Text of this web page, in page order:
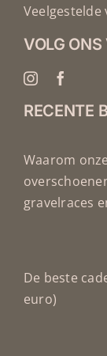
Veelgestelde
VOLG
RECENTE
Waarom
gravelraces
De beste
euro)